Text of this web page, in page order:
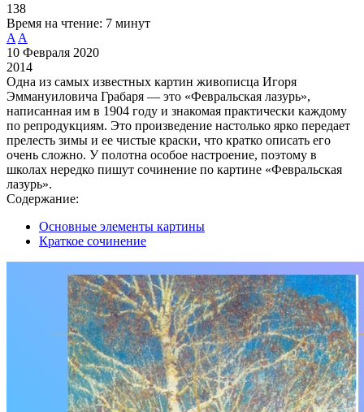
138
Время на чтение: 7 минут
A A
10 Февраля 2020
2014
Одна из самых известных картин живописца Игоря
Эммануиловича Грабаря — это «Февральская лазурь»,
написанная им в 1904 году и знакомая практически каждому
по репродукциям. Это произведение настолько ярко передает
прелесть зимы и ее чистые краски, что кратко описать его
очень сложно. У полотна особое настроение, поэтому в
школах нередко пишут сочинение по картине «Февральская
лазурь».
Содержание:
Основные элементы картины
Краткое сочинение